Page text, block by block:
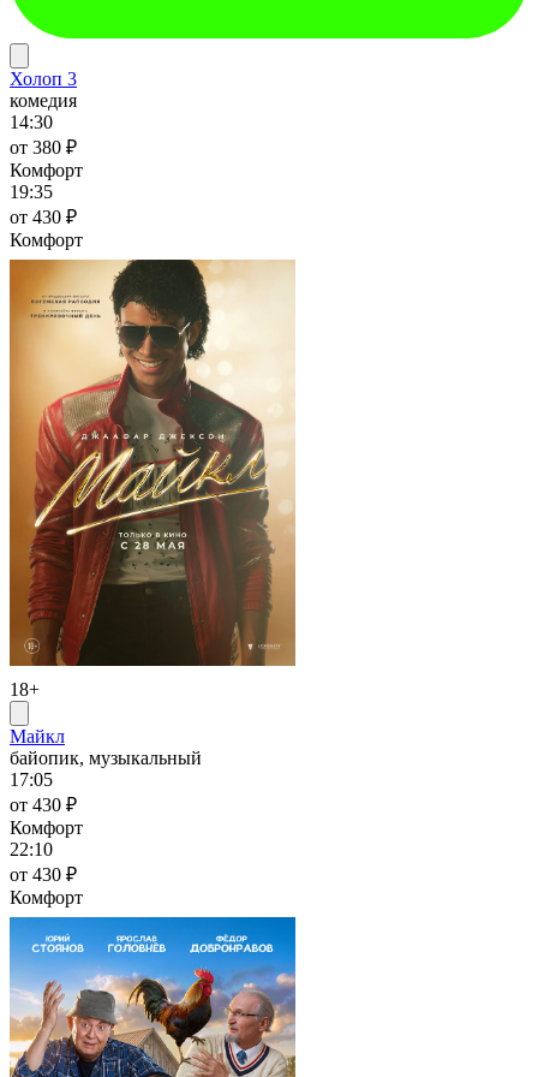
Холоп 3
комедия
14:30
от 380 ₽
Комфорт
19:35
от 430 ₽
Комфорт
18+
Майкл
байопик, музыкальный
17:05
от 430 ₽
Комфорт
22:10
от 430 ₽
Комфорт